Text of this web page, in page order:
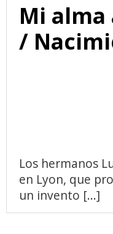
Mi alma
/
Los hermanos
en Lyon, que
un invento [...]